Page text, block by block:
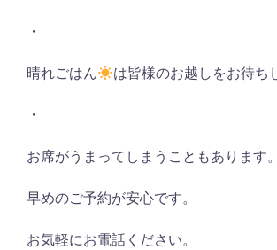
・
晴れごはん は皆様のお越しをお待ち
・
お席がうまってしまうこともあります。
早めのご予約が安心です。
お気軽にお電話ください。